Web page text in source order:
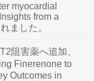
myocardial
from a
ました。
阻害薬へ追加、
Finerenone to
Outcomes in